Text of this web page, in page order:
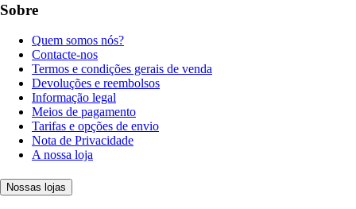
Sobre
Quem somos nós?
Contacte-nos
Termos e condições gerais de venda
Devoluções e reembolsos
Informação legal
Meios de pagamento
Tarifas e opções de envio
Nota de Privacidade
A nossa loja
Nossas lojas